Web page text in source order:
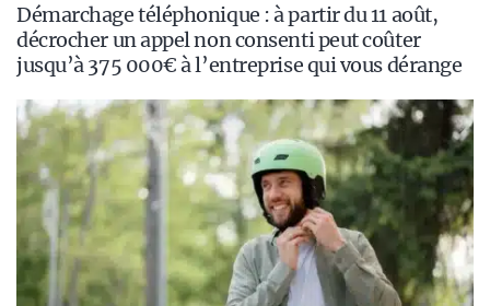
Démarchage téléphonique : à partir du 11 août,
décrocher un appel non consenti peut coûter
jusqu’à 375 000€ à l’entreprise qui vous dérange